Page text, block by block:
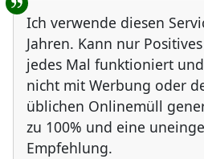
Ich verwende diesen
Jahren. Kann nur
jedes Mal funktioniert
nicht mit Werbung oder
üblichen Onlinemüll
zu 100% und eine
Empfehlung.